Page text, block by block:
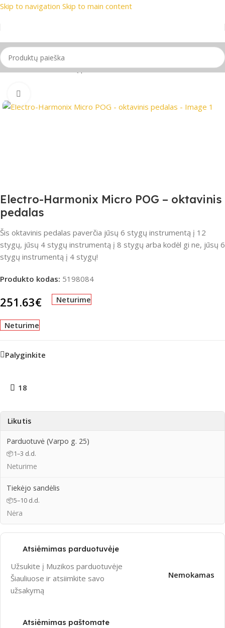
Skip to navigation Skip to main content
📦 Nemokamas
Pradžia/Gitaros/Gitarų priedai
Electro-Harmonix Micro POG – oktavinis
pedalas
Šis oktavinis pedalas paverčia jūsų 6 stygų instrumentą į 12
stygų, jūsų 4 stygų instrumentą į 8 stygų arba kodėl gi ne, jūsų 6
stygų instrumentą į 4 stygų!
Produkto kodas: 5198084
251.63€ Neturime
Neturime
Palyginkite
18
Likutis
Parduotuvė (Varpo g. 25)
📦1–3 d.d.
Neturime
Tiekėjo sandėlis
📦5–10 d.d.
Nėra
Atsiėmimas parduotuvėje
Užsukite į Muzikos parduotuvėje
Šiauliuose ir atsiimkite savo
užsakymą
Nemokamas
Atsiėmimas paštomate